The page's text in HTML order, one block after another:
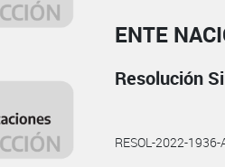
ENTE
Resolución
RESOL-2022-